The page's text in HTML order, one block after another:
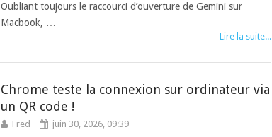
Oubliant toujours le raccourci d’ouverture de Gemini sur
Macbook, …
Lire la suite...
Chrome teste la connexion sur ordinateur via
un QR code !
Fred juin 30, 2026, 09:39